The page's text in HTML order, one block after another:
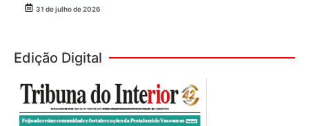
31 de julho de 2026
Edição Digital